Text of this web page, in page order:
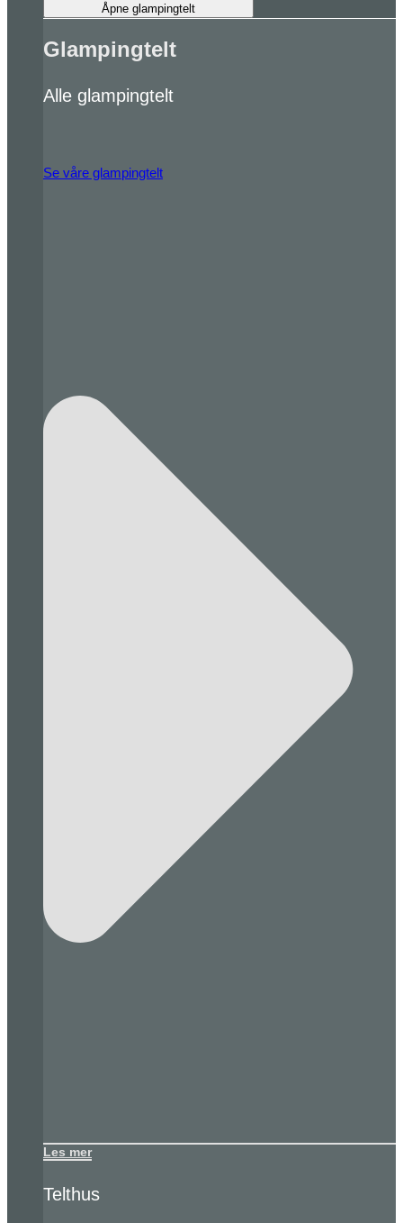
Åpne glampingtelt
Glampingtelt
Alle glampingtelt
Se våre glampingtelt
Les mer
Telthus